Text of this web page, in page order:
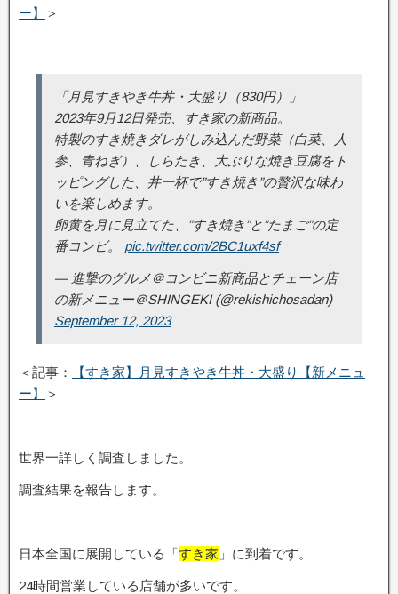
ー】
＞
「月見すきやき牛丼・大盛り（830円）」
2023年9月12日発売、すき家の新商品。
特製のすき焼きダレがしみ込んだ野菜（白菜、人
参、青ねぎ）、しらたき、大ぶりな焼き豆腐をト
ッピングした、丼一杯で”すき焼き”の贅沢な味わ
いを楽しめます。
卵黄を月に見立てた、”すき焼き”と”たまご”の定
番コンビ。 pic.twitter.com/2BC1uxf4sf
— 進撃のグルメ＠コンビニ新商品とチェーン店
の新メニュー＠SHINGEKI (@rekishichosadan)
September 12, 2023
＜記事：
【すき家】月見すきやき牛丼・大盛り【新メニュ
ー】
＞
世界一詳しく調査しました。
調査結果を報告します。
日本全国に展開している「すき家 」に到着です。
24時間営業している店舗が多いです。